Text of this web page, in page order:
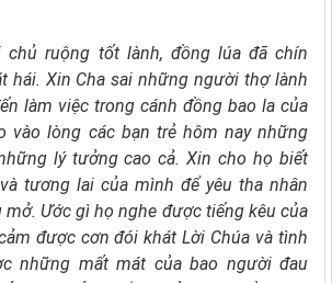
chủ ruộng tốt lành, đồng lúa đã chín
hái. Xin Cha sai những người thợ lành
làm việc trong cánh đồng bao la của
vào lòng các bạn trẻ hôm naynhững
lý tưởng cao cả.Xin cho họ biết
tương lai của mình để yêu tha nhân
mở. Ước gì họ nghe được tiếng kêu của
được cơn đói khát Lời Chúa và tình
những mất mát của bao người đau